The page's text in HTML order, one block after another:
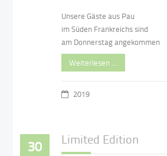
Unsere Gäste aus Pau
im Süden Frankreichs sind
am Donnerstag angekommen
Weiterlesen …
2019
30 Limited Edition